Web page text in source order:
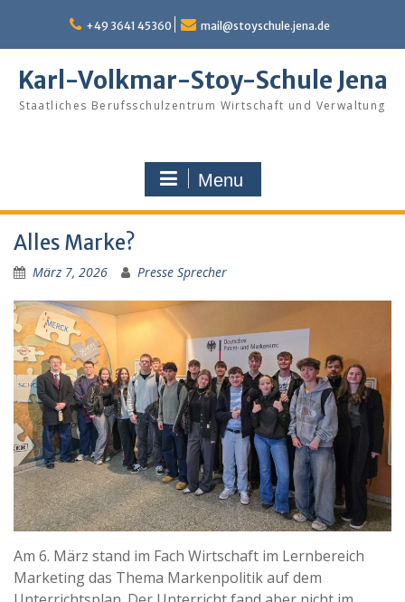
content
+49 3641 45360 mail@stoyschule.jena.de
Karl-Volkmar-Stoy-Schule Jena
Staatliches Berufsschulzentrum Wirtschaft und Verwaltung
Menu
Alles Marke?
März 7, 2026 Presse Sprecher
Am 6. März stand im Fach Wirtschaft im Lernbereich
Marketing das Thema Markenpolitik auf dem